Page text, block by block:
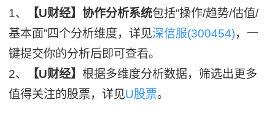
1、
【U财经】协作分析系统包括“操作/趋势/估值/
基本面”四个分析维度，详见深信服(300454)，一
键提交你的分析后即可查看。
2、
【U财经】根据多维度分析数据，筛选出更多
值得关注的股票，详见U股票。